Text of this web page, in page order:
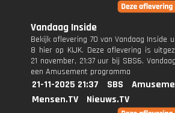
Vandaag Inside
Bekijk aflevering 70 van Vandaag Inside
8 hier op KIJK. Deze aflevering is
21 november, 21:37 uur bij SBS6.
een Amusement programma
21-11-2025 21:37 SBS
Mensen.TV
Nieuws.TV